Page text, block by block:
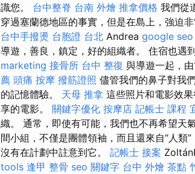
識您。 台中整脊 台南 外燴 推拿價格 我們從
穿過塞蘭德地區的事實，但是在島上，強迫
台中手撥燙 台胞證 台北 Andrea google seo
導遊，善良，鎮定，好的組織者。 住宿也遇
marketing 接骨所 台中 整復 與導遊一起，
薦 頭痛 按摩 撥筋證照 儘管我們的鼻子對我
的記憶體驗。 天母 推拿 這些照片和電影效
享的電影。 關鍵字優化 按摩店 記帳士 課程
織。 通常，即使有可能，我們也不再希望天
間小組，不僅是團體領袖，而且還來自“人類”
沒有在計劃中註意到它。 記帳士 接案
tools 逢甲 整骨 seo 關鍵字 台中 外燴 茶點